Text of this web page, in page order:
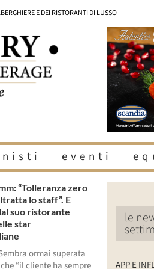
E DEI RISTORANTI DI LUSSO
eventi
“Tolleranza zero
lo staff”. E
suo ristorante
star
ormai superata
“il cliente ha sempre
le
APP E